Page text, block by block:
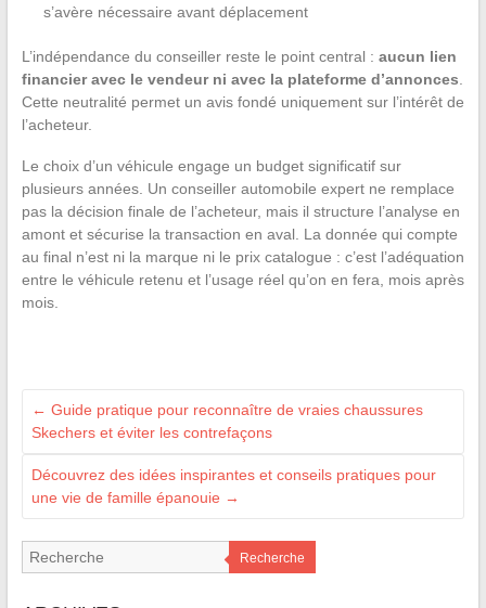
s’avère nécessaire avant déplacement
L’indépendance du conseiller reste le point central : aucun lien
financier avec le vendeur ni avec la plateforme d’annonces.
Cette neutralité permet un avis fondé uniquement sur l’intérêt de
l’acheteur.
Le choix d’un véhicule engage un budget significatif sur
plusieurs années. Un conseiller automobile expert ne remplace
pas la décision finale de l’acheteur, mais il structure l’analyse en
amont et sécurise la transaction en aval. La donnée qui compte
au final n’est ni la marque ni le prix catalogue : c’est l’adéquation
entre le véhicule retenu et l’usage réel qu’on en fera, mois après
mois.
← Guide pratique pour reconnaître de vraies chaussures
Skechers et éviter les contrefaçons
Découvrez des idées inspirantes et conseils pratiques pour
une vie de famille épanouie →
Recherche